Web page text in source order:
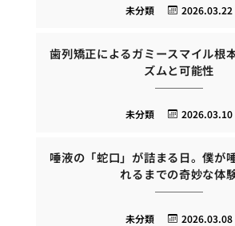
2026.03.22
未分類
歯列矯正によるガミースマイル根
ズムと可能性
2026.03.10
未分類
唾液の「蛇口」が詰まる日。僕が
れるまでの奇妙な体
2026.03.08
未分類